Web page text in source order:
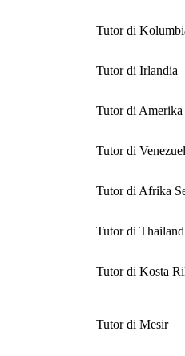
Tutor di
Tutor di Irlandia
Tutor di Amerika
Tutor di
Tutor di Afrika
Tutor di Thailand
Tutor di Kosta
Tutor di Mesir